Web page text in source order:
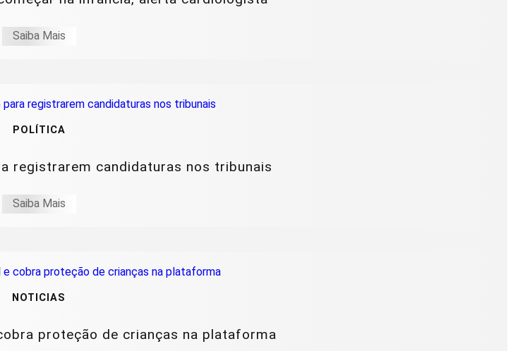
Saiba Mais
POLÍTICA
registrarem candidaturas nos tribunais
Saiba Mais
NOTICIAS
proteção de crianças na plataforma